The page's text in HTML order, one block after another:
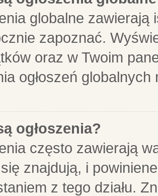
globalne
zapoznać.
oraz w Twoim
ogłoszeń
ogłoszenia?
często zawierają
znajdują, i
z tego działu.